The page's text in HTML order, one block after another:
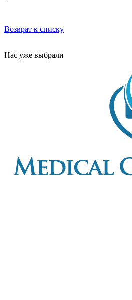
Возврат к списку
Нас уже выбрали